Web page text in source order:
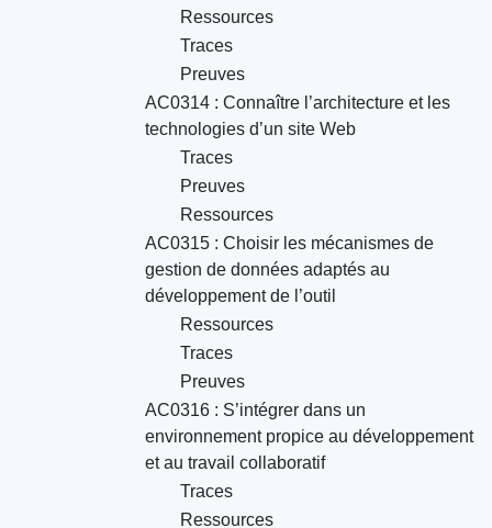
Ressources
Traces
Preuves
AC0314 : Connaître l’architecture et les
technologies d’un site Web
Traces
Preuves
Ressources
AC0315 : Choisir les mécanismes de
gestion de données adaptés au
développement de l’outil
Ressources
Traces
Preuves
AC0316 : S’intégrer dans un
environnement propice au développement
et au travail collaboratif
Traces
Ressources